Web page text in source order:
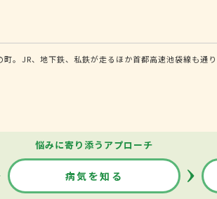
。JR、地下鉄、私鉄が走るほか首都高速池袋線も
悩みに寄り添うアプローチ
病気を知る